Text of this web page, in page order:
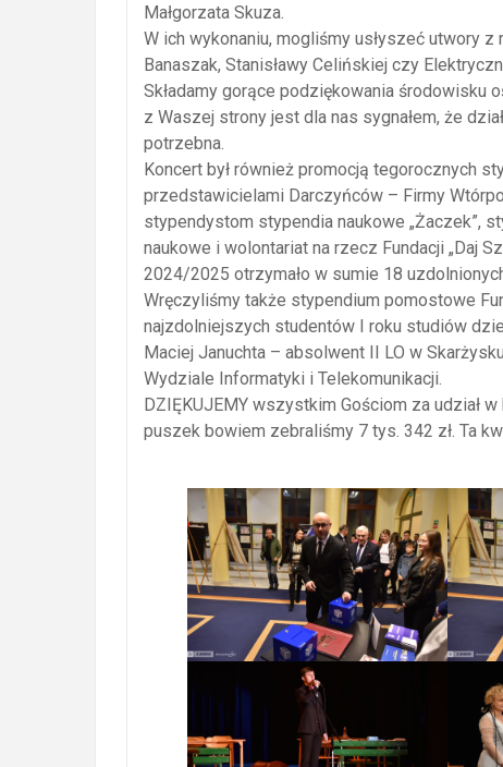
Małgorzata Skuza.
W ich wykonaniu, mogliśmy usłyszeć utwory z
Banaszak, Stanisławy Celińskiej czy
Składamy gorące podziękowania środowisku
z Waszej strony jest dla nas sygnałem, że
potrzebna.
Koncert był również promocją tegorocznych
przedstawicielami Darczyńców – Firmy
stypendystom stypendia naukowe „Żaczek”,
naukowe i wolontariat na rzecz Fundacji „Daj
2024/2025 otrzymało w sumie 18
Wręczyliśmy także stypendium pomostowe
najzdolniejszych studentów I roku studiów
Maciej Januchta – absolwent II LO w
Wydziale Informatyki i Telekomunikacji.
DZIĘKUJEMY wszystkim Gościom za udział
puszek bowiem zebraliśmy 7 tys. 342 zł. Ta